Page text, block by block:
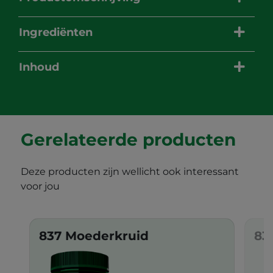
Ingrediënten
Inhoud
Gerelateerde producten
Deze producten zijn wellicht ook interessant
voor jou
837 Moederkruid